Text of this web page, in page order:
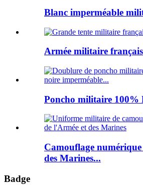
Blanc imperméable
Armée militaire
Poncho militaire 100%
Camouflage
des Marines...
Badge